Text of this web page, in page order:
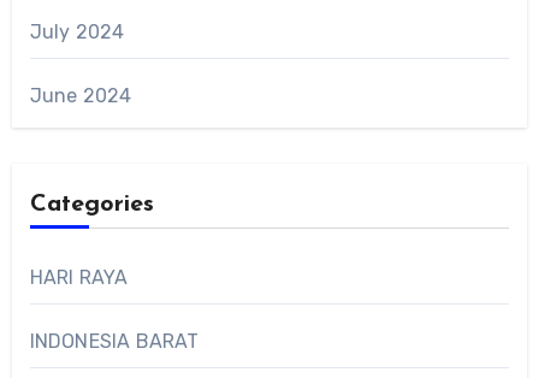
July 2024
June 2024
Categories
HARI RAYA
INDONESIA BARAT